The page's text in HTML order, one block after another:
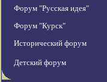
Форум "Русская идея"
Форум "Курск"
Исторический форум
Детский форум